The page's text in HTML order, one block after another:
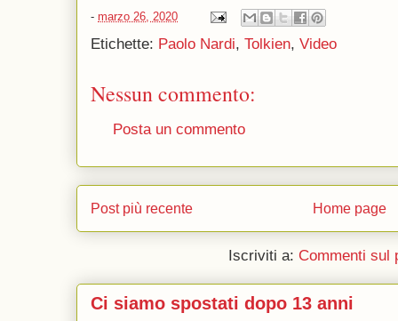
- marzo 26, 2020
Etichette: Paolo Nardi, Tolkien, Video
Nessun commento:
Posta un commento
Post più recente Home page
Iscriviti a: Commenti sul
Ci siamo spostati dopo 13 anni